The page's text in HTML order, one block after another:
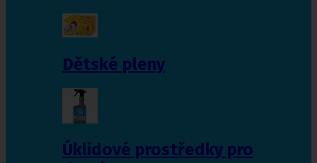
Dětské pleny
Úklidové prostředky pro